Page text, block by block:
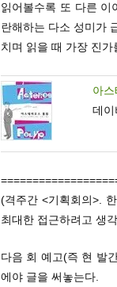
읽어볼수록 또 다른 이
란해하는 다소 성미가
치며 읽을 때 가장 진가
아
데이
(격주간 <기획회의>.
최대한 접근하려고 생
다음 회 예고(즉 현 발
에야 글을 써놓는다.